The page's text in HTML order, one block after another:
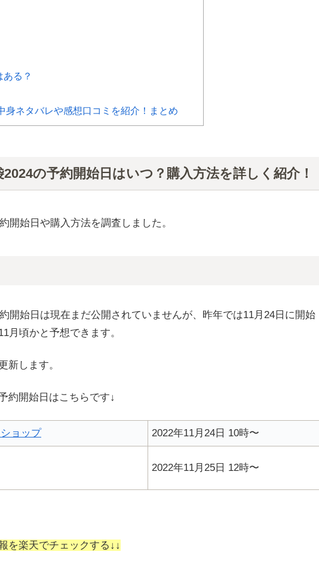
る？
身ネタバレや感想口コミを紹介！まとめ
の予約開始日はいつ？購入方法を詳しく紹介！
開始日や購入方法を調査しました。
開始日は現在まだ公開されていませんが、昨年では11月24日に開始
月頃かと予想できます。
新します。
約開始日はこちらです↓
ョップ 2022年11月24日 10時〜
2022年11月25日 12時〜
を楽天でチェックする↓↓